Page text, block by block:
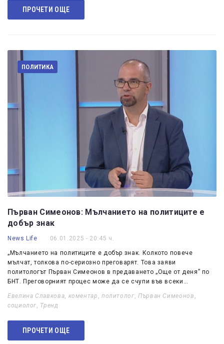
ПРОЧЕТИ ОЩЕ
ПОЛИТИКА
Първан Симеонов: Мълчанието на политиците е
добър знак
News Life 06.01.2025 - 20:45 ч.
„Мълчанието на политиците е добър знак. Колкото повече
мълчат, толкова по-сериозно преговарят. Това заяви
политологът Първан Симеонов в предаването „Още от деня” по
БНТ. Преговорният процес може да се счупи във всеки…
Евелина Славкова, коментар , политолог, Първан Симеонов ,
социолог, Тренд
ПРОЧЕТИ ОЩЕ